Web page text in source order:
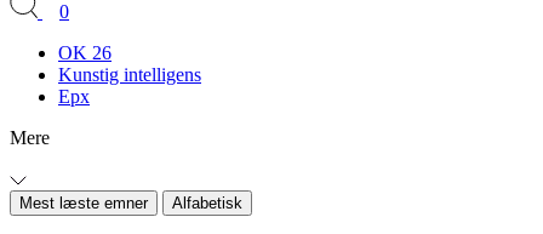
0
OK 26
Kunstig intelligens
Epx
Mere
Mest læste emner Alfabetisk